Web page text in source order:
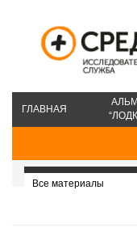
ГЛАВНАЯ
Все материалы